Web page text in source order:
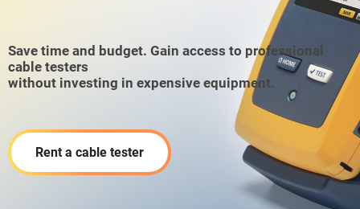
Save time and budget. Gain access to professional
cable testers
without investing in expensive equipment.
Rent a cable tester